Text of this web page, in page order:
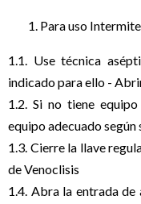
Para uso
1.1. Use técnica
indicado para ello -
1.2. Si no tiene
equipo adecuado según
1.3. Cierre la llave
de Venoclisis
1.4. Abra la entrada